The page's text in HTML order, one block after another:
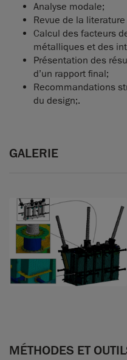
Analyse modale;
Revue de la
Calcul des facteurs
métalliques et des
Présentation des
d’un rapport final;
Recommandations
du design;.
GALERIE
MÉTHODES ET